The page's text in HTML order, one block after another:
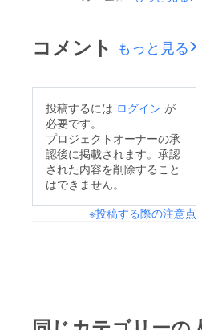
組んでまいります。大
べての方々に感謝する
とともに、ご支援いた
だいた皆さまに感謝を
申し上げます。この度
は本当にありがとうご
ざいました！引き続き
よろしくお願いいたし
ドファンディングが終
了となりました！たく
品とさせていただいて
おります、HPへのお
名前掲載につきまして
は、
corp.jp/news/2025/10/
につきましては、これ
コメント もっと見る
投稿するには ログイン が
必要です。
プロジェクトオーナーの承
認後に掲載されます。承認
された内容を削除すること
はできません。
※投稿する際の注意点